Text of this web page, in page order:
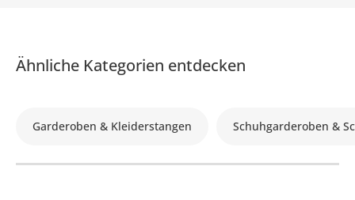
Ähnliche Kategorien entdecken
Garderoben & Kleiderstangen Schuhgarderoben &